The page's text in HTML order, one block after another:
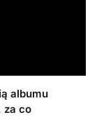
albumu
za co